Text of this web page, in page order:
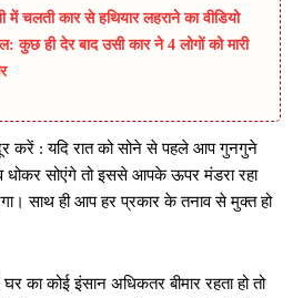
में चलती कार से हथियार लहराने का वीडियो
कुछ ही देर बाद उसी कार ने 4 लोगों को मारी
करें : यदि रात को सोने से पहले आप गुनगुने
धोकर सोएंगे तो इससे आपके ऊपर मंडरा रहा
साथ ही आप हर प्रकार के तनाव से मुक्त हो
का कोई इंसान अधिकतर बीमार रहता हो तो